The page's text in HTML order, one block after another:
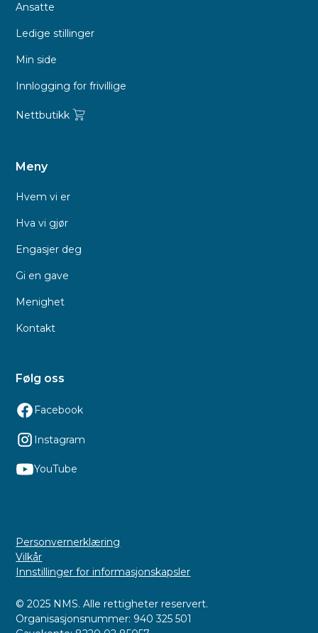
Ansatte
Ledige stillinger
Min side
Innlogging for frivillige
Nettbutikk
Meny
Hvem vi er
Hva vi gjør
Engasjer deg
Gi en gave
Menighet
Kontakt
Følg oss
Facebook
Instagram
YouTube
© 2025 NMS. Alle rettigheter reservert.
Organisasjonsnummer: 940 325 501
Personvernerklæring
Vilkår
Innstillinger for informasjonskapsler